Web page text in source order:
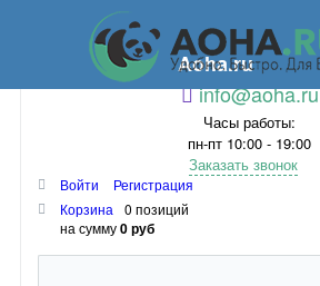
Aoha.ru
info@aoha.ru
Часы работы:
пн-пт 10:00 - 19:00
Заказать звонок
Войти
Регистрация
Корзина
0 позиций
на сумму0 руб